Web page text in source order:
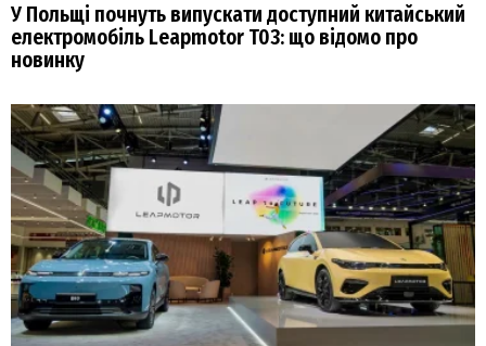
У Польщі почнуть випускати доступний китайський
електромобіль Leapmotor T03: що відомо про
новинку